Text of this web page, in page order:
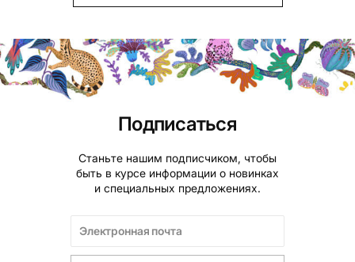
Подписаться
Станьте нашим подписчиком, чтобы
быть в курсе информации о новинках
и специальных предложениях.